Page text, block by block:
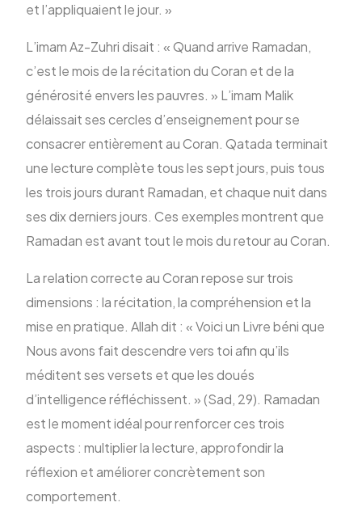
et l’appliquaient le jour. »
L’imam Az-Zuhri disait : « Quand arrive Ramadan,
c’est le mois de la récitation du Coran et de la
générosité envers les pauvres. » L’imam Malik
délaissait ses cercles d’enseignement pour se
consacrer entièrement au Coran. Qatada terminait
une lecture complète tous les sept jours, puis tous
les trois jours durant Ramadan, et chaque nuit dans
ses dix derniers jours. Ces exemples montrent que
Ramadan est avant tout le mois du retour au Coran.
La relation correcte au Coran repose sur trois
dimensions : la récitation, la compréhension et la
mise en pratique. Allah dit : « Voici un Livre béni que
Nous avons fait descendre vers toi afin qu’ils
méditent ses versets et que les doués
d’intelligence réfléchissent. » (Sad, 29). Ramadan
est le moment idéal pour renforcer ces trois
aspects : multiplier la lecture, approfondir la
réflexion et améliorer concrètement son
comportement.